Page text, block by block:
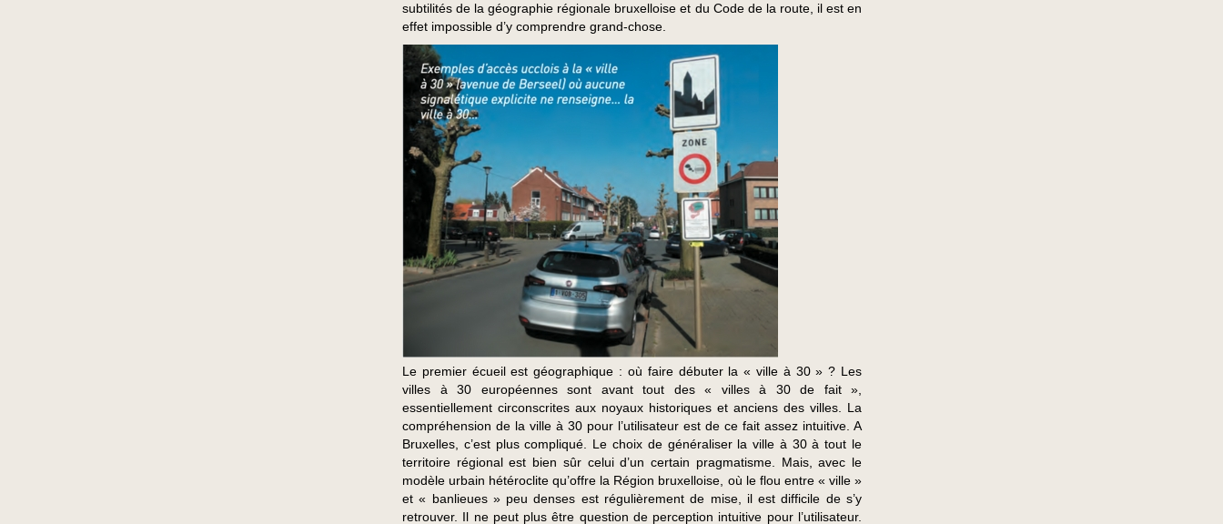
subtilités de la géographie régionale bruxelloise et du Code de la route, il est en
effet impossible d’y comprendre grand-chose.
Le premier écueil est géographique : où faire débuter la « ville à 30 » ? Les
villes à 30 européennes sont avant tout des « villes à 30 de fait »,
essentiellement circonscrites aux noyaux historiques et anciens des villes. La
compréhension de la ville à 30 pour l’utilisateur est de ce fait assez intuitive. A
Bruxelles, c’est plus compliqué. Le choix de généraliser la ville à 30 à tout le
territoire régional est bien sûr celui d’un certain pragmatisme. Mais, avec le
modèle urbain hétéroclite qu’offre la Région bruxelloise, où le flou entre « ville »
et « banlieues » peu denses est régulièrement de mise, il est difficile de s’y
retrouver. Il ne peut plus être question de perception intuitive pour l’utilisateur.